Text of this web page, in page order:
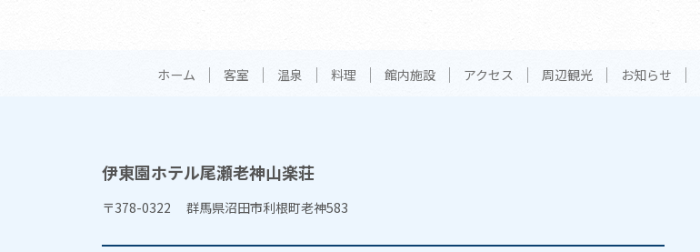
ホーム 客室 温泉 料理 館内施設 アクセス 周辺観光 お知らせ
伊東園ホテル尾瀬老神山楽荘
〒378-0322 群馬県沼田市利根町老神583